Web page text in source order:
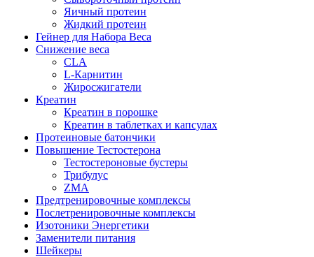
Яичный протеин
Жидкий протеин
Гейнер для Набора Веса
Снижение веса
CLA
L-Карнитин
Жиросжигатели
Креатин
Креатин в порошке
Креатин в таблетках и капсулах
Протеиновые батончики
Повышение Тестостерона
Тестостероновые бустеры
Трибулус
ZMA
Предтренировочные комплексы
Послетренировочные комплексы
Изотоники Энергетики
Заменители питания
Шейкеры